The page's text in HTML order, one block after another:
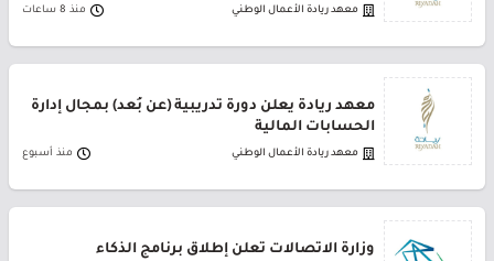
معهد ريادة الأعمال الوطني منذ 8 ساعات
معهد ريادة يعلن دورة تدريبية (عن بُعد) بمجال إدارة
الحسابات المالية
معهد ريادة الأعمال الوطني منذ أسبوع
وزارة الاتصالات تعلن إطلاق برنامج الذكاء